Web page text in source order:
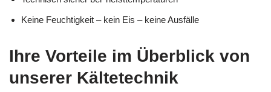
Keine Feuchtigkeit – kein Eis – keine Ausfälle
Ihre Vorteile im Überblick von
unserer Kältetechnik